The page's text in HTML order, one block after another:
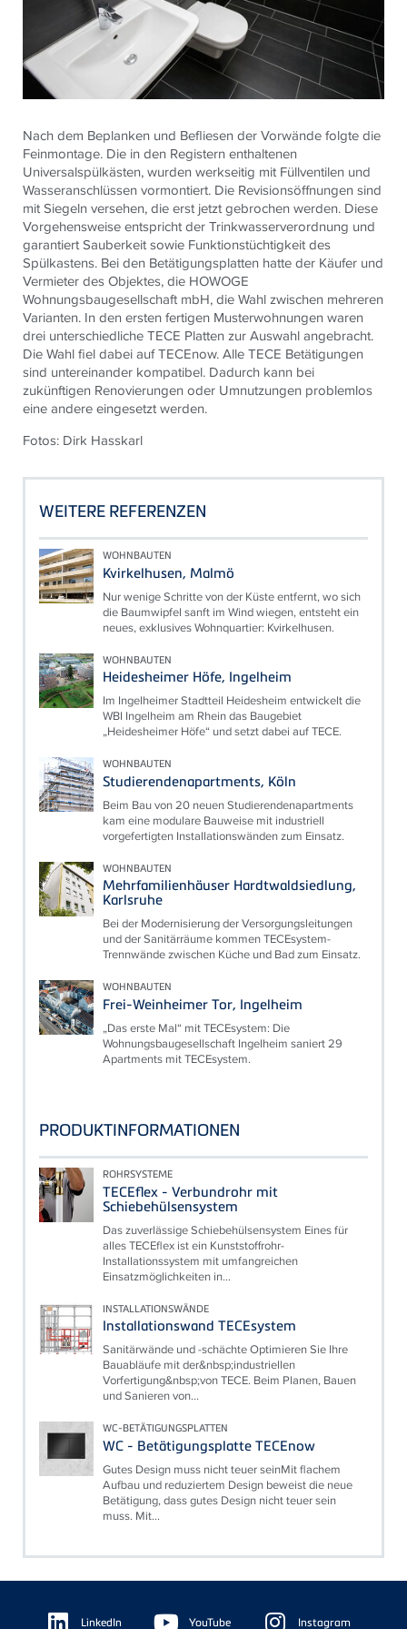
Nach dem Beplanken und Befliesen der Vorwände folgte die
Feinmontage. Die in den Registern enthaltenen
Universalspülkästen, wurden werkseitig mit Füllventilen und
Wasseranschlüssen vormontiert. Die Revisionsöffnungen sind
mit Siegeln versehen, die erst jetzt gebrochen werden. Diese
Vorgehensweise entspricht der Trinkwasserverordnung und
garantiert Sauberkeit sowie Funktionstüchtigkeit des
Spülkastens. Bei den Betätigungsplatten hatte der Käufer und
Vermieter des Objektes, die HOWOGE
Wohnungsbaugesellschaft mbH, die Wahl zwischen mehreren
Varianten. In den ersten fertigen Musterwohnungen waren
drei unterschiedliche TECE Platten zur Auswahl angebracht.
Die Wahl fiel dabei auf TECEnow. Alle TECE Betätigungen
sind untereinander kompatibel. Dadurch kann bei
zukünftigen Renovierungen oder Umnutzungen problemlos
eine andere eingesetzt werden.
Fotos: Dirk Hasskarl
WEITERE REFERENZEN
WOHNBAUTEN
Kvirkelhusen, Malmö
Nur wenige Schritte von der Küste entfernt, wo sich
die Baumwipfel sanft im Wind wiegen, entsteht ein
neues, exklusives Wohnquartier: Kvirkelhusen.
WOHNBAUTEN
Heidesheimer Höfe, Ingelheim
Im Ingelheimer Stadtteil Heidesheim entwickelt die
WBI Ingelheim am Rhein das Baugebiet
„Heidesheimer Höfe“ und setzt dabei auf TECE.
WOHNBAUTEN
Studierendenapartments, Köln
Beim Bau von 20 neuen Studierendenapartments
kam eine modulare Bauweise mit industriell
vorgefertigten Installationswänden zum Einsatz.
WOHNBAUTEN
Mehrfamilienhäuser Hardtwaldsiedlung,
Karlsruhe
Bei der Modernisierung der Versorgungsleitungen
und der Sanitärräume kommen TECEsystem-
Trennwände zwischen Küche und Bad zum Einsatz.
WOHNBAUTEN
Frei-Weinheimer Tor, Ingelheim
„Das erste Mal“ mit TECEsystem: Die
Wohnungsbaugesellschaft Ingelheim saniert 29
Apartments mit TECEsystem.
PRODUKTINFORMATIONEN
ROHRSYSTEME
TECEflex - Verbundrohr mit
Schiebehülsensystem
Das zuverlässige Schiebehülsensystem Eines für
alles TECEflex ist ein Kunststoffrohr-
Installationssystem mit umfangreichen
Einsatzmöglichkeiten in...
INSTALLATIONSWÄNDE
Installationswand TECEsystem
Sanitärwände und -schächte Optimieren Sie Ihre
Bauabläufe mit der&nbsp;industriellen
Vorfertigung&nbsp;von TECE. Beim Planen, Bauen
und Sanieren von...
WC-BETÄTIGUNGSPLATTEN
WC - Betätigungsplatte TECEnow
Gutes Design muss nicht teuer seinMit flachem
Aufbau und reduziertem Design beweist die neue
Betätigung, dass gutes Design nicht teuer sein
muss. Mit...
Floating
Sidebar LinkedIn YouTube Instagram